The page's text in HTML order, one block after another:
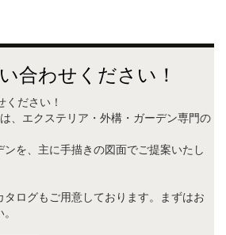
合わせください！
、エクステリア・外構・ガーデン専門の
を、主に手描きの図面でご提案いたし
ログもご用意しております。まずはお